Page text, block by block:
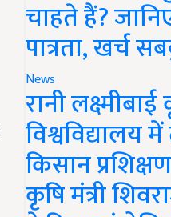
चाहते हैं?
पात्रता, खर्च
News
रानी
विश्वविद्यालय
किसान
कृषि मंत्री